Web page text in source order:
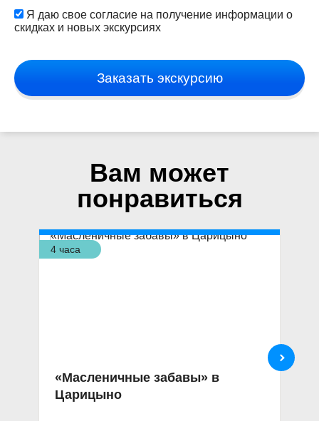
Я даю свое согласие на получение информации о
скидках и новых экскурсиях
Заказать экскурсию
Вам может
понравиться
4 часа
«Масленичные забавы» в
Царицыно